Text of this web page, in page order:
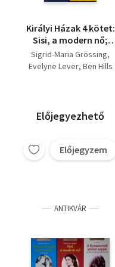
Királyi Házak 4 kötet:
Sisi, a modern nő;
Madame de
Pompadour;
Sigrid-Maria Grössing
Evelyne Lever Ben Hills
Előjegyezhető
Előjegyzem
ANTIKVÁR